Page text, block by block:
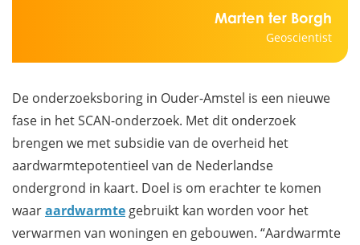
Marten ter Borgh
Geoscientist
De onderzoeksboring in Ouder-Amstel is een nieuwe
fase in het SCAN-onderzoek. Met dit onderzoek
brengen we met subsidie van de overheid het
aardwarmtepotentieel van de Nederlandse
ondergrond in kaart. Doel is om erachter te komen
waaraardwarmte gebruikt kan worden voor het
verwarmen van woningen en gebouwen. “Aardwarmte